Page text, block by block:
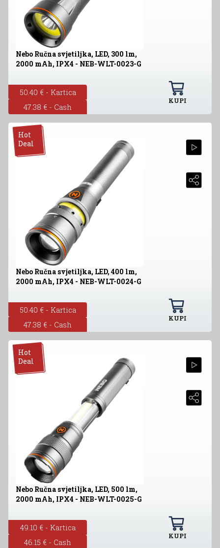
Nebo Ručna svjetiljka, LED, 300 lm,
2000 mAh, IPX4 - NEB-WLT-0023-G
50.40 € - Kartica
47.38 € - Cash
KUPI
Hot
Deal
Nebo Ručna svjetiljka, LED, 400 lm,
2000 mAh, IPX4 - NEB-WLT-0024-G
50.40 € - Kartica
47.38 € - Cash
KUPI
Hot
Deal
Nebo Ručna svjetiljka, LED, 500 lm,
2000 mAh, IPX4 - NEB-WLT-0025-G
49.10 € - Kartica
46.15 € - Cash
KUPI